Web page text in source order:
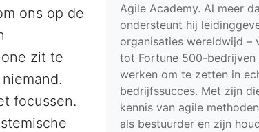
ons op de
zit te
focussen.
Agile Academy. Al meer
ondersteunt hij
organisaties wereldwijd –
tot Fortune 500-bedrijven
werken om te zetten in
bedrijfssucces. Met zijn
kennis van agile
als bestuurder en zijn